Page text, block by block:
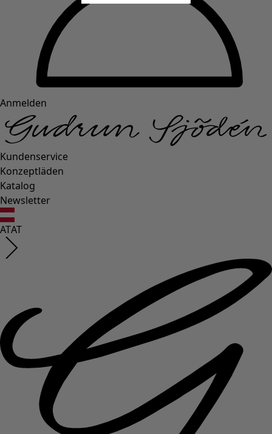
Anmelden
Kundenservice
Konzeptläden
Katalog
Newsletter
ATAT